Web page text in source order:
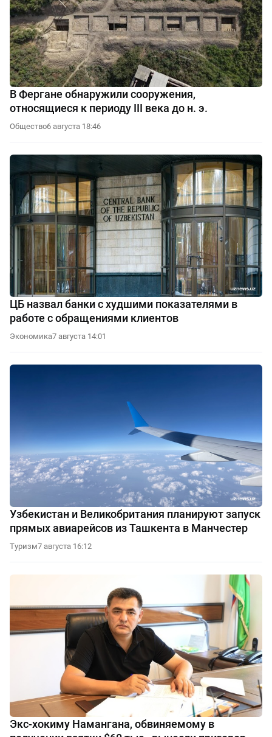
В Фергане обнаружили сооружения,
относящиеся к периоду III века до н. э.
Общество6 августа 18:46
ЦБ назвал банки с худшими показателями в
работе с обращениями клиентов
Экономика7 августа 14:01
Узбекистан и Великобритания планируют запуск
прямых авиарейсов из Ташкента в Манчестер
Туризм7 августа 16:12
Экс-хокиму Намангана, обвиняемому в